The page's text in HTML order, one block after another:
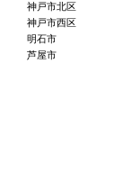
神戸市北区
神戸市西区
明石市
芦屋市